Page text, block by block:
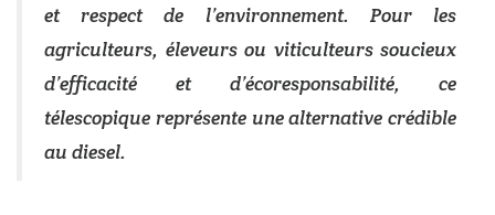
et respect de l’environnement. Pour les
agriculteurs, éleveurs ou viticulteurs soucieux
d’efficacité et d’écoresponsabilité, ce
télescopique représente une alternative crédible
au diesel.